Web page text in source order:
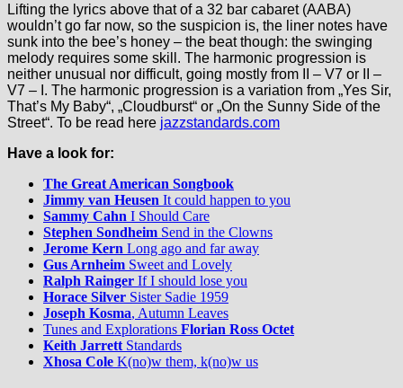
Lifting the lyrics above that of a 32 bar cabaret (AABA)
wouldn’t go far now, so the suspicion is, the liner notes have
sunk into the bee’s honey – the beat though: the swinging
melody requires some skill. The harmonic progression is
neither unusual nor difficult, going mostly from II – V7 or II –
V7 – I. The harmonic progression is a variation from „Yes Sir,
That’s My Baby“, „Cloudburst“ or „On the Sunny Side of the
Street“. To be read here jazzstandards.com
Have a look for:
The Great American Songbook
Jimmy van Heusen It could happen to you
Sammy Cahn I Should Care
Stephen Sondheim Send in the Clowns
Jerome Kern Long ago and far away
Gus Arnheim Sweet and Lovely
Ralph Rainger If I should lose you
Horace Silver Sister Sadie 1959
Joseph Kosma, Autumn Leaves
Tunes and Explorations Florian Ross Octet
Keith Jarrett Standards
Xhosa Cole K(no)w them, k(no)w us